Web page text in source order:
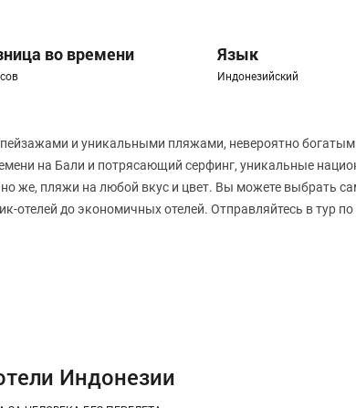
во времени Язык
Индонезийский
и уникальными пляжами, невероятно
на Бали и потрясающий серфинг, уникальные
же, пляжи на любой вкус и цвет. Вы можете выбрать
отелей до экономичных отелей. Отправляйтесь в тур по
Индонезии